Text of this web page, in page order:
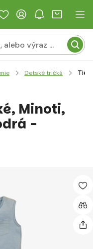
Detské tričká
Minoti,
-